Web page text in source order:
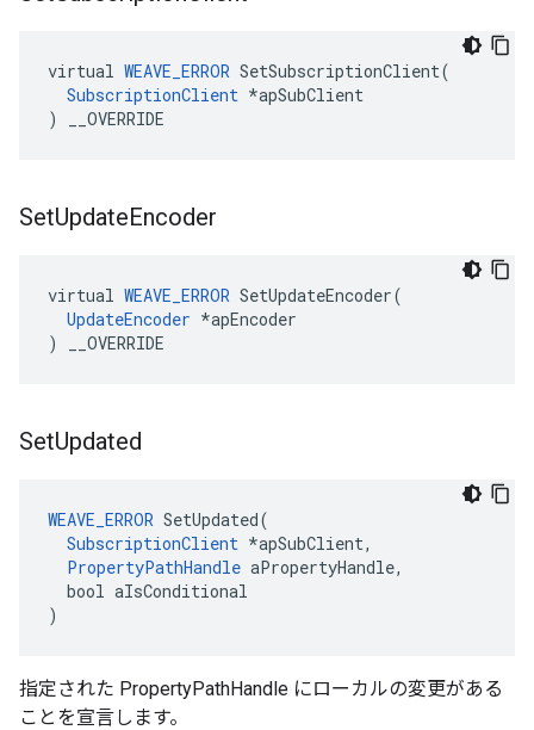
virtual WEAVE_ERROR SetSubscriptionClient(
SubscriptionClient *apSubClient
) __OVERRIDE
SetUpdateEncoder
virtual WEAVE_ERROR SetUpdateEncoder(
UpdateEncoder *apEncoder
) __OVERRIDE
SetUpdated
WEAVE_ERROR SetUpdated(
SubscriptionClient *apSubClient,
PropertyPathHandle aPropertyHandle,
  bool aIsConditional
)
指定された PropertyPathHandle にローカルの変更がある
ことを宣言します。